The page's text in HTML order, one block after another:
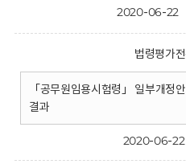
2020-06-22
법령평가
「공무원임용시험령」 일부개정
결과
2020-06-22